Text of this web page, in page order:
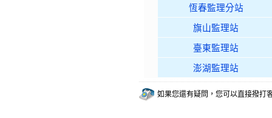
恆春監理分站
旗山監理站
臺東監理站
澎湖監理站
如果您還有疑問，您可以直接撥打